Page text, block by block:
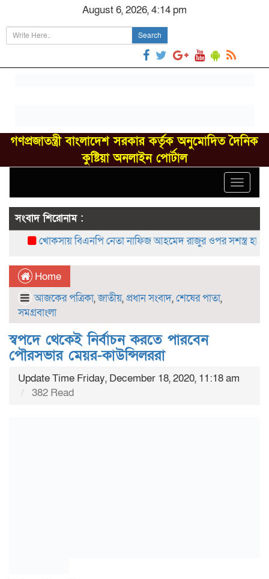
August 6, 2026, 4:14 pm
Search
গণপ্রজাতন্ত্রী বাংলাদেশ সরকার কর্তৃক অনুমোদিত দৈনিক
কুষ্টিয়া অনলাইন পোর্টাল
Toggle
সংবাদ শিরোনাম :
খোকসায় বিএনপি নেতা নাফিজ আহমেদ রাজুর ওপর সশস্ত্র
Home
আজকের পত্রিকা,জাতীয়,প্রধান সংবাদ,শেষের পাতা,
সমগ্রবাংলা
স্বপদে থেকেই নির্বাচন করতে পারবেন
পৌরসভার মেয়র-কাউন্সিলররা
Update Time Friday, December 18, 2020, 11:18 am
382 Read